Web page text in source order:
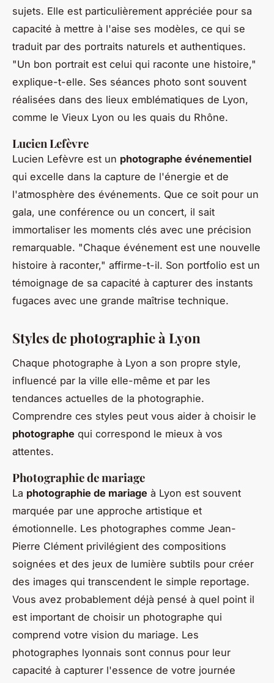
sujets. Elle est particulièrement appréciée pour sa
capacité à mettre à l'aise ses modèles, ce qui se
traduit par des portraits naturels et authentiques.
"Un bon portrait est celui qui raconte une histoire,"
explique-t-elle. Ses séances photo sont souvent
réalisées dans des lieux emblématiques de Lyon,
comme le Vieux Lyon ou les quais du Rhône.
Lucien Lefèvre
Lucien Lefèvre est un photographe événementiel
qui excelle dans la capture de l'énergie et de
l'atmosphère des événements. Que ce soit pour un
gala, une conférence ou un concert, il sait
immortaliser les moments clés avec une précision
remarquable. "Chaque événement est une nouvelle
histoire à raconter," affirme-t-il. Son portfolio est un
témoignage de sa capacité à capturer des instants
fugaces avec une grande maîtrise technique.
Styles de photographie à Lyon
Chaque photographe à Lyon a son propre style,
influencé par la ville elle-même et par les
tendances actuelles de la photographie.
Comprendre ces styles peut vous aider à choisir le
photographe qui correspond le mieux à vos
attentes.
Photographie de mariage
La photographie de mariage à Lyon est souvent
marquée par une approche artistique et
émotionnelle. Les photographes comme Jean-
Pierre Clément privilégient des compositions
soignées et des jeux de lumière subtils pour créer
des images qui transcendent le simple reportage.
Vous avez probablement déjà pensé à quel point il
est important de choisir un photographe qui
comprend votre vision du mariage. Les
photographes lyonnais sont connus pour leur
capacité à capturer l'essence de votre journée